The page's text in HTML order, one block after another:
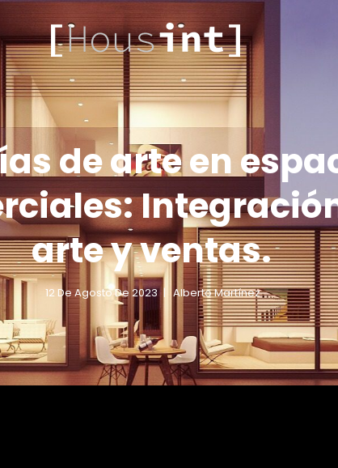
de arte en
arte y ventas.
12 De Agosto De 2023 Alberto Martínez